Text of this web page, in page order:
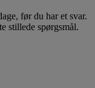
før du har et svar.
stillede spørgsmål.